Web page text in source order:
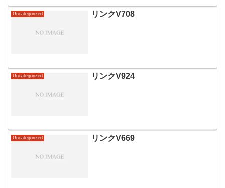
Uncategorized リンクV708
Uncategorized リンクV924
Uncategorized リンクV669